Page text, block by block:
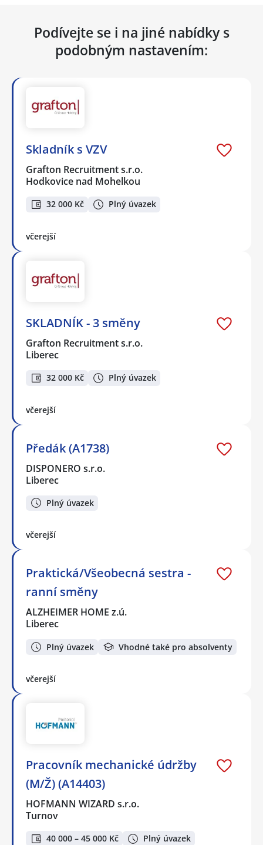
Podívejte se i na jiné nabídky s
podobným nastavením:
Skladník s VZV
Grafton Recruitment s.r.o.
Hodkovice nad Mohelkou
32 000 Kč Plný úvazek
včerejší
SKLADNÍK - 3 směny
Grafton Recruitment s.r.o.
Liberec
32 000 Kč Plný úvazek
včerejší
Předák (A1738)
DISPONERO s.r.o.
Liberec
Plný úvazek
včerejší
Praktická/Všeobecná sestra -
ranní směny
ALZHEIMER HOME z.ú.
Liberec
Plný úvazek Vhodné také pro absolventy
včerejší
Pracovník mechanické údržby
(M/Ž) (A14403)
HOFMANN WIZARD s.r.o.
Turnov
40 000 – 45 000 Kč Plný úvazek